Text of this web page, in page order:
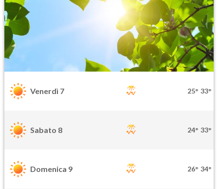
Venerdì 7 25° 33°
Sabato 8 24° 33°
Domenica 9 26° 34°